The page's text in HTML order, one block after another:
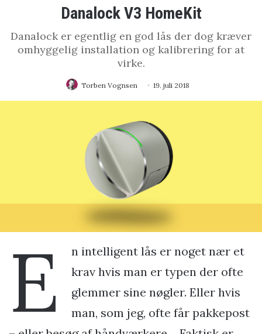
Danalock V3 HomeKit
Danalock er egentlig en god lås der dog kræver
omhyggelig installation og kalibrering for at
virke.
Torben Vognsen 19. juli 2018
E
n intelligent lås er noget nær et
krav hvis man er typen der ofte
glemmer sine nøgler. Eller hvis
man, som jeg, ofte får pakkepost